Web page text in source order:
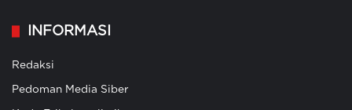
INFORMASI
Redaksi
Pedoman Media Siber